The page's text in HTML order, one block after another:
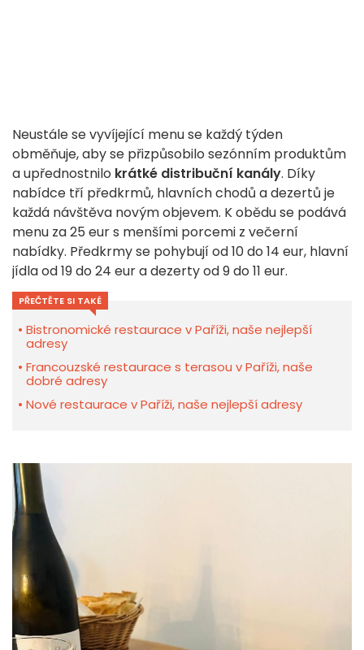
Neustále se vyvíjející menu se každý týden
obměňuje, aby se přizpůsobilo sezónním produktům
a upřednostnilo krátké distribuční kanály. Díky
nabídce tří předkrmů, hlavních chodů a dezertů je
každá návštěva novým objevem. K obědu se podává
menu za 25 eur s menšími porcemi z večerní
nabídky. Předkrmy se pohybují od 10 do 14 eur, hlavní
jídla od 19 do 24 eur a dezerty od 9 do 11 eur.
PŘEČTĚTE SI TAKÉ
Bistronomické restaurace v Paříži, naše nejlepší
adresy
Francouzské restaurace s terasou v Paříži, naše
dobré adresy
Nové restaurace v Paříži, naše nejlepší adresy